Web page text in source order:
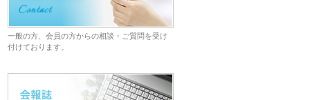
一般の方、会員の方からの相談・ご質問を受け
付けております。